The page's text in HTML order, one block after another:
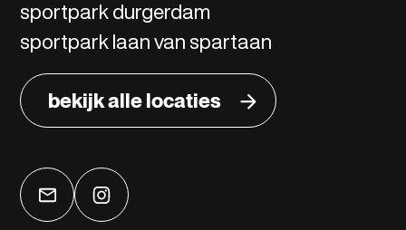
sportpark durgerdam
sportpark laan van spartaan
bekijk alle locaties